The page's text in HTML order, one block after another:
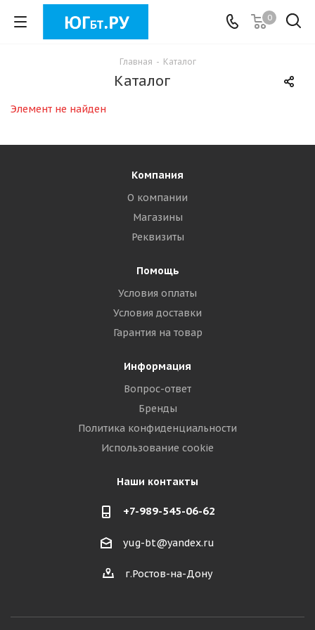
0
Главная - Каталог
Каталог
Элемент не найден
Компания
О компании
Магазины
Реквизиты
Помощь
Условия оплаты
Условия доставки
Гарантия на товар
Информация
Вопрос-ответ
Бренды
Политика конфиденциальности
Использование cookie
Наши контакты
+7-989-545-06-62
yug-bt@yandex.ru
г.Ростов-на-Дону